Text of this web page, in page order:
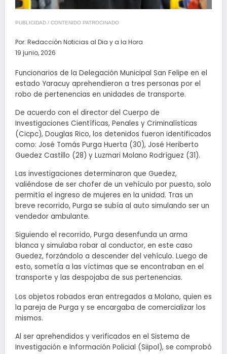
PUBLICIDAD / CONTENIDO PATROCINADO
Por: Redacción Noticias al Dia y a la Hora
19 junio, 2026
Funcionarios de la Delegación Municipal San Felipe en el
estado Yaracuy aprehendieron a tres personas por el
robo de pertenencias en unidades de transporte.
De acuerdo con el director del Cuerpo de
Investigaciones Científicas, Penales y Criminalísticas
(Cicpc), Douglas Rico, los detenidos fueron identificados
como: José Tomás Purga Huerta (30), José Heriberto
Guedez Castillo (28) y Luzmari Molano Rodríguez (31).
Las investigaciones determinaron que Guedez,
valiéndose de ser chofer de un vehículo por puesto, solo
permitía el ingreso de mujeres en la unidad. Tras un
breve recorrido, Purga se subía al auto simulando ser un
vendedor ambulante.
Siguiendo el recorrido, Purga desenfunda un arma
blanca y simulaba robar al conductor, en este caso
Guedez, forzándolo a descender del vehículo. Luego de
esto, sometía a las víctimas que se encontraban en el
transporte y las despojaba de sus pertenencias.
Los objetos robados eran entregados a Molano, quien es
la pareja de Purga y se encargaba de comercializar los
mismos.
Al ser aprehendidos y verificados en el Sistema de
Investigación e Información Policial (Siipol), se comprobó